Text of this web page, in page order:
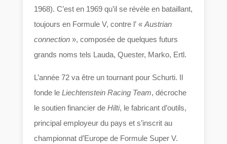
1968). C’est en 1969 qu’il se révèle en bataillant,
toujours en Formule V, contre l’ «Austrian
connection », composée de quelques futurs
grands noms tels Lauda, Quester, Marko, Ertl.
L’année 72 va être un tournant pour Schurti. Il
fonde leLiechtenstein Racing Team, décroche
le soutien financier deHilti, le fabricant d’outils,
principal employeur du pays et s’inscrit au
championnat d’Europe de Formule Super V.